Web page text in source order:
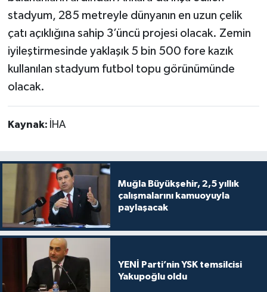
stadyum, 285 metreyle dünyanın en uzun çelik
çatı açıklığına sahip 3’üncü projesi olacak. Zemin
iyileştirmesinde yaklaşık 5 bin 500 fore kazık
kullanılan stadyum futbol topu görünümünde
olacak.
Kaynak: İHA
Muğla Büyükşehir, 2,5 yıllık
çalışmalarını kamuoyuyla
paylaşacak
YENİ Parti’nin YSK temsilcisi
Yakupoğlu oldu